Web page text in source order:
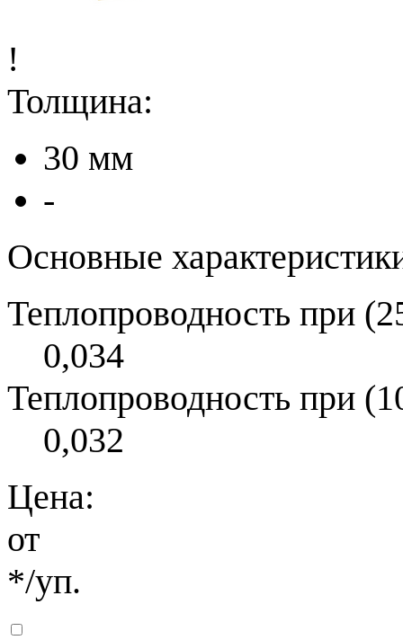
!
Толщина:
30 мм
-
Основные
Теплопроводность при
0,034
Теплопроводность при
0,032
Цена:
от
*/уп.